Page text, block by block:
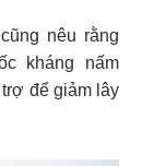
nêu rằng
kháng nấm
để giảm lây